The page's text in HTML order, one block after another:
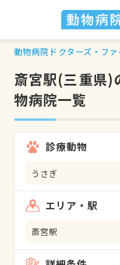
動物病院ドクターズ・フ
斎宮駅(三重県)
物病院一覧
診療動物
うさぎ
エリア・駅
斎宮駅